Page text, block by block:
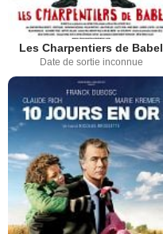
Les Charpentiers de Babel
Date de sortie inconnue